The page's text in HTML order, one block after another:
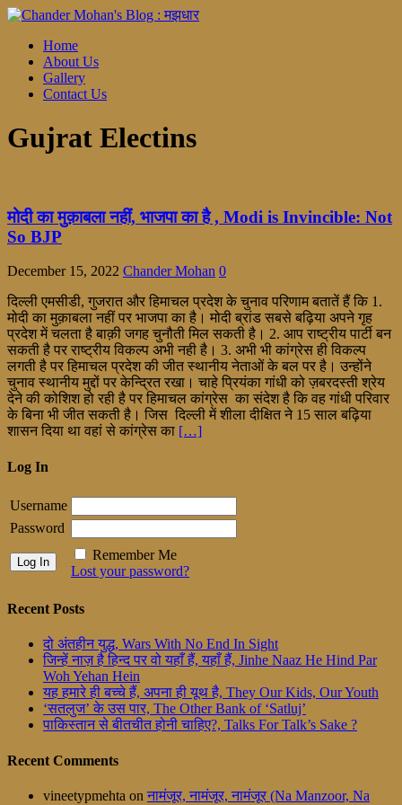
Home
About Us
Gallery
Contact Us
Gujrat Electins
मोदी का मुक़ाबला नहीं, भाजपा का है , Modi is Invincible: Not
So BJP
December 15, 2022 Chander Mohan 0
दिल्ली एमसीडी, गुजरात और हिमाचल प्रदेश के चुनाव परिणाम बतातें हैं कि 1.
मोदी का मुक़ाबला नहीं पर भाजपा का है। मोदी ब्रांड सबसे बढ़िया अपने गृह
प्रदेश में चलता है बाक़ी जगह चुनौती मिल सकती है। 2. आप राष्ट्रीय पार्टी बन
सकती है पर राष्ट्रीय विकल्प अभी नही है। 3. अभी भी कांग्रेस ही विकल्प
लगती है पर हिमाचल प्रदेश की जीत स्थानीय नेताओं के बल पर है। उन्होंने
चुनाव स्थानीय मुद्दों पर केन्द्रित रखा। चाहे प्रियंका गांधी को ज़बरदस्ती श्रेय
देने की कोशिश हो रही है पर हिमाचल कांग्रेस का संदेश है कि वह गांधी परिवार
के बिना भी जीत सकती है। जिस दिल्ली में शीला दीक्षित ने 15 साल बढ़िया
शासन दिया था वहां से कांग्रेस का […]
Log In
Username
Password
Remember Me
Lost your password?
Recent Posts
दो अंतहीन युद्ध, Wars With No End In Sight
जिन्हें नाज़ है हिन्द पर वो यहाँ हैं, यहाँ हैं, Jinhe Naaz He Hind Par
Woh Yehan Hein
यह हमारे ही बच्चे हैं, अपना ही यूथ है, They Our Kids, Our Youth
‘सतलुज’ के उस पार, The Other Bank of ‘Satluj’
पाकिस्तान से बीतचीत होनी चाहिए?, Talks For Talk’s Sake ?
Recent Comments
vineetypmehta on नामंजूर, नामंजूर, नामंजूर (Na Manzoor, Na